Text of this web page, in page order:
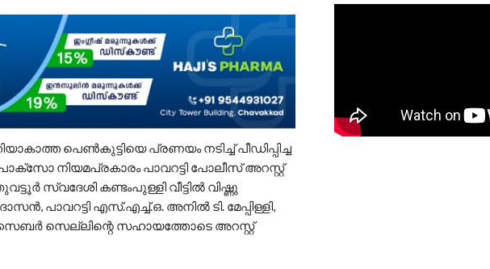
പെൺകുട്ടിയെ പ്രണയം നടിച്ച് പീഡിപ്പിച്ച
നിയമപ്രകാരം പാവറട്ടി പോലീസ് അറസ്റ്റ്
സ്വദേശി കണ്ടംപുള്ളി വീട്ടിൽ വിഷ്ണു
പാവറട്ടി എസ്.എച്ച്.ഒ. അനിൽ ടി. മേപ്പിള്ളി,
സെല്ലിന്റെ സഹായത്തോടെ അറസ്റ്റ്